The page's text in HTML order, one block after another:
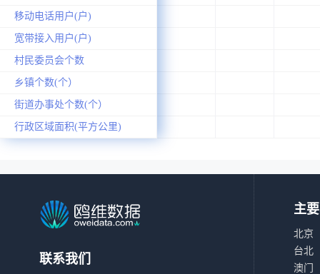
移动电话用户(户)
宽带接入用户(户)
村民委员会个数
乡镇个数(个）
街道办事处个数(个）
行政区域面积(平方公里)
联系我们
主
北京
台北
澳门